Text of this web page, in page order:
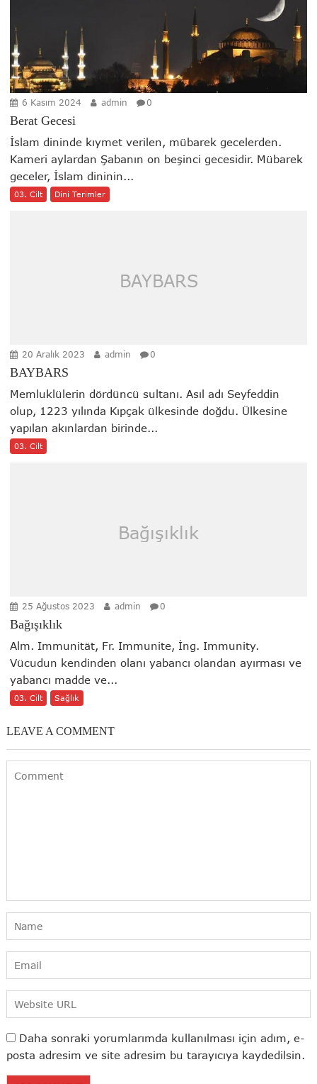
6 Kasım 2024 admin 0
Berat Gecesi
İslam dininde kıymet verilen, mübarek gecelerden.
Kameri aylardan Şabanın on beşinci gecesidir. Mübarek
geceler, İslam dininin...
03. Cilt Dini Terimler
BAYBARS
20 Aralık 2023 admin 0
BAYBARS
Memluklülerin dördüncü sultanı. Asıl adı Seyfeddin
olup, 1223 yılında Kıpçak ülkesinde doğdu. Ülkesine
yapılan akınlardan birinde...
03. Cilt
Bağışıklık
25 Ağustos 2023 admin 0
Bağışıklık
Alm. Immunität, Fr. Immunite, İng. Immunity.
Vücudun kendinden olanı yabancı olandan ayırması ve
yabancı madde ve...
03. Cilt Sağlık
LEAVE A COMMENT
Daha sonraki yorumlarımda kullanılması için adım, e-
posta adresim ve site adresim bu tarayıcıya kaydedilsin.